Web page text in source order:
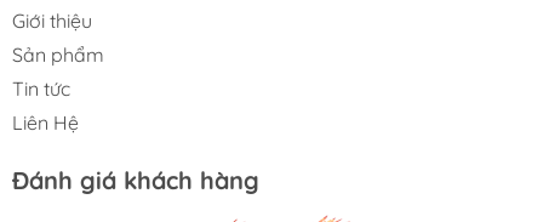
Giới thiệu
Sản phẩm
Tin tức
Liên Hệ
Đánh giá khách hàng